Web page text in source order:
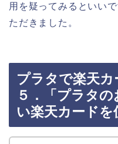
用を疑ってみるといい
ただきました。
プラタで楽天
５．「プラタ
い楽天カードを